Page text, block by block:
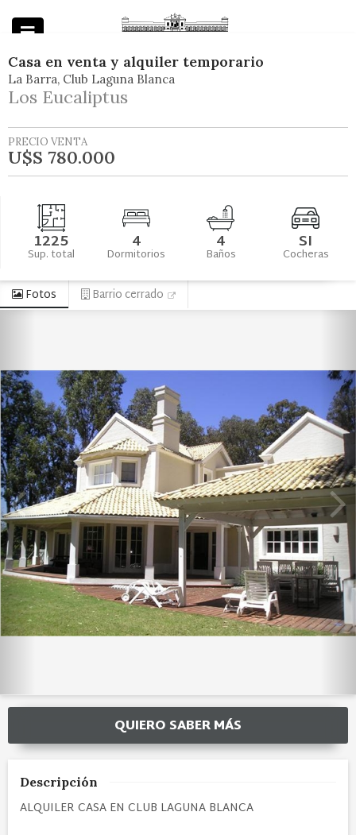
Casa en venta y alquiler temporario
La Barra Club Laguna Blanca
Los Eucaliptus
PRECIO VENTA
U$S 780.000
1225
Sup. total 4
Dormitorios 4
Baños SI
Cocheras
Fotos Barrio cerrado
QUIERO SABER MÁS
Descripción
ALQUILER CASA EN CLUB LAGUNA BLANCA